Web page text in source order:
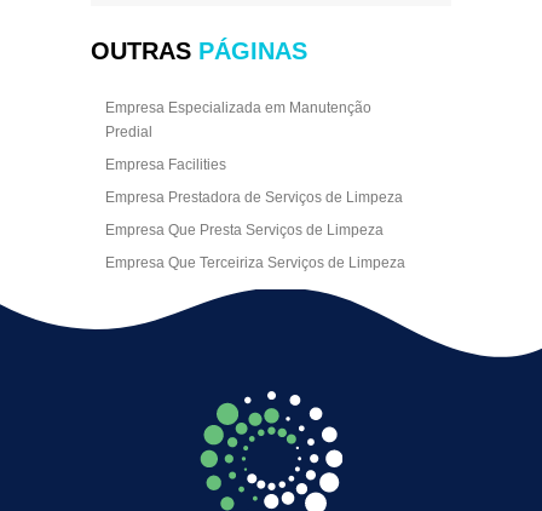
OUTRAS PÁGINAS
Empresa Especializada em Manutenção
Predial
Empresa Facilities
Empresa Prestadora de Serviços de Limpeza
Empresa Que Presta Serviços de Limpeza
Empresa Que Terceiriza Serviços de Limpeza
Empresa Terceirizada de Portaria
Empresa de Facilities
Empresa de Limpeza Empresarial
Empresa de Limpeza Predial
Empresa de Limpeza Predial Terceirizada
Empresa de Limpeza de Escritório